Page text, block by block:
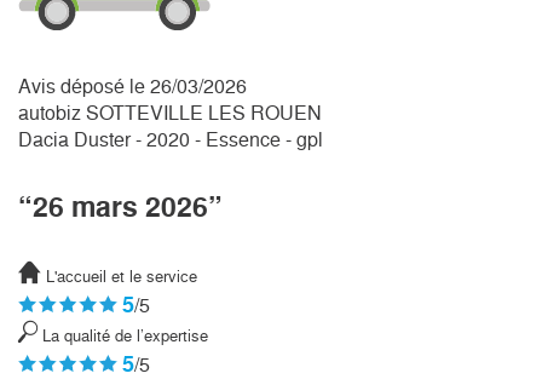
Avis déposé le 26/03/2026
autobiz SOTTEVILLE LES ROUEN
Dacia Duster - 2020 - Essence - gpl
“26 mars 2026”
L'accueil et le service
5/5
La qualité de l’expertise
5/5